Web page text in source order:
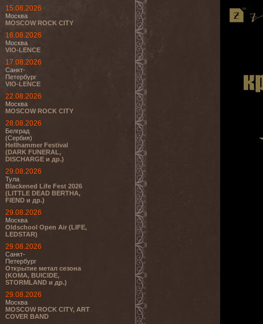
15.08.2026
Москва
MOSCOW ROCK CITY
16.08.2026
Москва
VIO-LENCE
17.08.2026
Санкт-
Петербург
VIO-LENCE
22.08.2026
Москва
MOSCOW ROCK CITY
28.08.2026
Белград
(Сербия)
Hellhammer Festival
(DARK FUNERAL,
DISCHARGE и др.)
29.08.2026
Тула
Blackened Life Fest 2026
(LITTLE DEAD BERTHA,
FIEND и др.)
29.08.2026
Москва
Oldschool Open Air (LIFE,
LEDSTAR)
29.08.2026
Санкт-
Петербург
Открытие метал сезона
(KOMA, BUICIDE,
STORMLAND и др.)
29.08.2026
Москва
MOSCOW ROCK CITY, ART
COVER BAND